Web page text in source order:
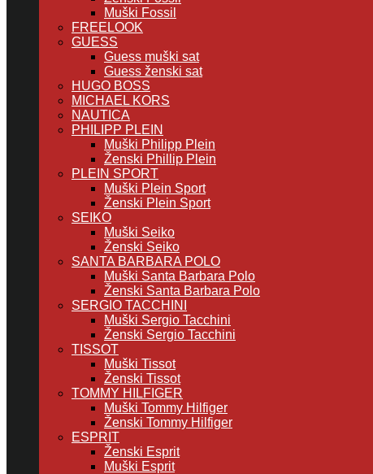
Muški Fossil
FREELOOK
GUESS
Guess muški sat
Guess ženski sat
HUGO BOSS
MICHAEL KORS
NAUTICA
PHILIPP PLEIN
Muški Philipp Plein
Ženski Phillip Plein
PLEIN SPORT
Muški Plein Sport
Ženski Plein Sport
SEIKO
Muški Seiko
Ženski Seiko
SANTA BARBARA POLO
Muški Santa Barbara Polo
Ženski Santa Barbara Polo
SERGIO TACCHINI
Muški Sergio Tacchini
Ženski Sergio Tacchini
TISSOT
Muški Tissot
Ženski Tissot
TOMMY HILFIGER
Muški Tommy Hilfiger
Ženski Tommy Hilfiger
ESPRIT
Ženski Esprit
Muški Esprit